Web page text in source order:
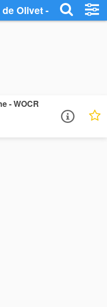
Olivet - Ouça
- WOCR